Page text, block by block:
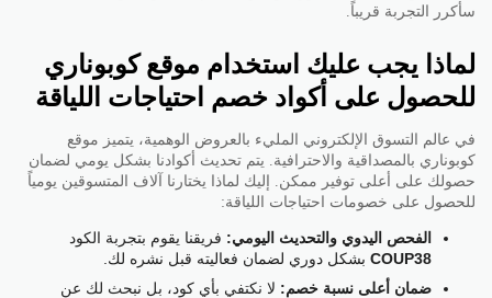
سأكرر التجربة قريباً.
لماذا يجب عليك استخدام موقع كوبوناري
للحصول على أكواد خصم احتياجات اللياقة
في عالم التسوق الإلكتروني المليء بالعروض الوهمية، يتميز موقع
كوبوناري بالمصداقية والاحترافية. يتم تحديث أكوادنا بشكل يومي لضمان
حصولك على أعلى توفير ممكن. إليك لماذا يختارنا آلاف المتسوقين يومياً
للحصول على خصومات احتياجات اللياقة:
الفحص اليدوي والتحديث اليومي: فريقنا يقوم بتجربة الكود
COUP38 بشكل دوري لضمان فعاليته قبل نشره لك.
ضمان أعلى نسبة خصم: لا نكتفي بأي كود، بل نبحث لك عن